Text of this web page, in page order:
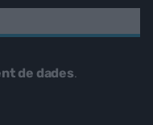
de dades.